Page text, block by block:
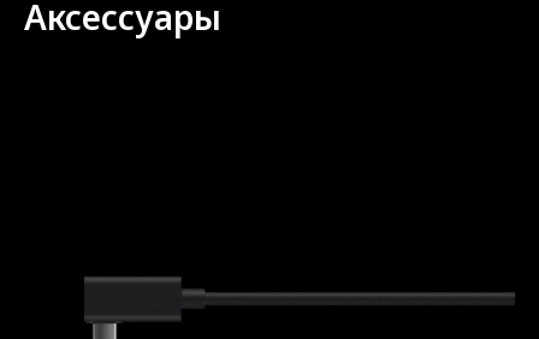
Аксессуары